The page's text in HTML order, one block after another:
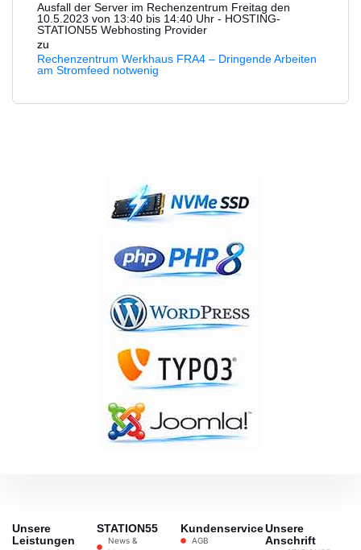
Ausfall der Server im Rechenzentrum Freitag den
10.5.2023 von 13:40 bis 14:40 Uhr - HOSTING-
STATION55 Webhosting Provider
zu
Rechenzentrum Werkhaus FRA4 – Dringende Arbeiten
am Stromfeed notwenig
Unsere
Leistungen
STATION55
News &
Kundenservice
AGB
Unsere
Anschrift